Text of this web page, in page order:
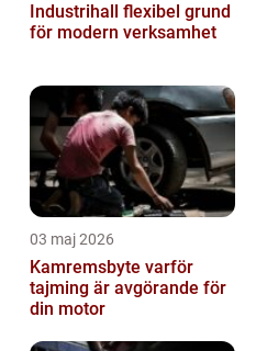
Industrihall flexibel grund
för modern verksamhet
03 maj 2026
Kamremsbyte varför
tajming är avgörande för
din motor